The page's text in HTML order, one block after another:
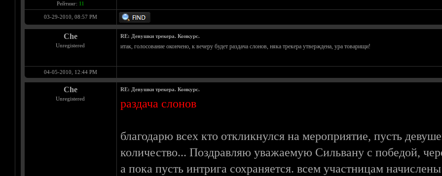
Рейтинг: 11
03-29-2010, 08:57 PM
Che
Unregistered
RE: Девушки трекера. Конкурс.
итак, голосование окончено, к вечеру будет раздача слонов, няка трекера утверждена, ура товарищи!
04-05-2010, 12:44 PM
Che
Unregistered
RE: Девушки трекера. Конкурс.
раздача слонов
благодарю всех кто откликнулся на мероприятие, пусть
количество... Поздравляю уважаемую Сильвану с победой,
а пока пусть интрига сохраняется. всем участницам